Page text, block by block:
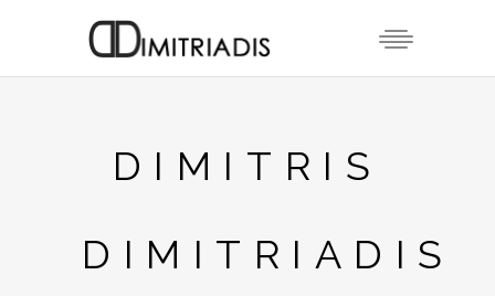
DIMITRIS
DIMITRIADIS